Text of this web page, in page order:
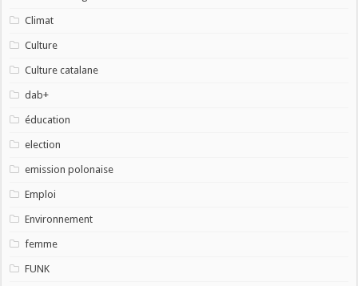
Climat
Culture
Culture catalane
dab+
éducation
election
emission polonaise
Emploi
Environnement
femme
FUNK